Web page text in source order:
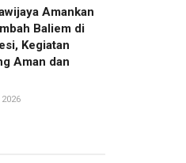
Amankan
Baliem di
Kegiatan
Aman dan